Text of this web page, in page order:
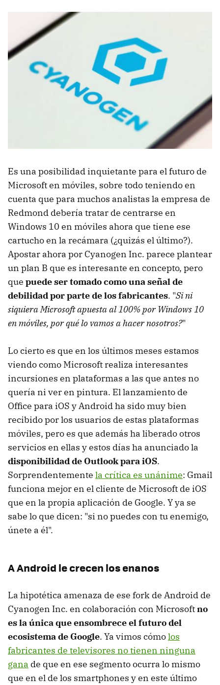
Es una posibilidad inquietante para el futuro de
Microsoft en móviles, sobre todo teniendo en
cuenta que para muchos analistas la empresa de
Redmond debería tratar de centrarse en
Windows 10 en móviles ahora que tiene ese
cartucho en la recámara (¿quizás el último?).
Apostar ahora por Cyanogen Inc. parece plantear
un plan B que es interesante en concepto, pero
que puede ser tomado como una señal de
debilidad por parte de los fabricantes. "Si ni
siquiera Microsoft apuesta al 100% por Windows 10
en móviles, por qué lo vamos a hacer nosotros?"
Lo cierto es que en los últimos meses estamos
viendo como Microsoft realiza interesantes
incursiones en plataformas a las que antes no
quería ni ver en pintura. El lanzamiento de
Office para iOS y Android ha sido muy bien
recibido por los usuarios de estas plataformas
móviles, pero es que además ha liberado otros
servicios en ellas y estos días ha anunciado la
disponibilidad de Outlook para iOS.
Sorprendentemente la crítica es unánime: Gmail
funciona mejor en el cliente de Microsoft de iOS
que en la propia aplicación de Google. Y ya se
sabe lo que dicen: "si no puedes con tu enemigo,
únete a él".
A Android le crecen los enanos
La hipotética amenaza de ese fork de Android de
Cyanogen Inc. en colaboración con Microsoftno
es la única que ensombrece el futuro del
ecosistema de Google. Ya vimos cómolos
fabricantes de televisores no tienen ninguna
gana de que en ese segmento ocurra lo mismo
que en el de los smartphones y en este último